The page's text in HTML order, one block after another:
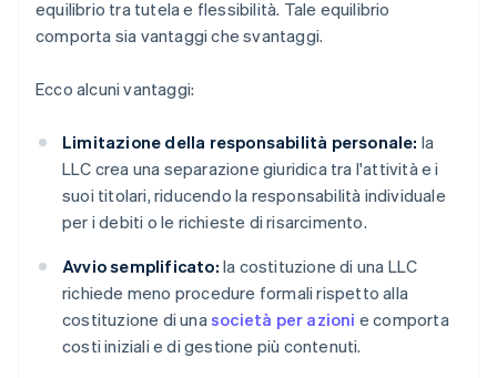
equilibrio tra tutela e flessibilità. Tale equilibrio
comporta sia vantaggi che svantaggi.
Ecco alcuni vantaggi:
Limitazione della responsabilità personale: la
LLC crea una separazione giuridica tra l'attività e i
suoi titolari, riducendo la responsabilità individuale
per i debiti o le richieste di risarcimento.
Avvio semplificato: la costituzione di una LLC
richiede meno procedure formali rispetto alla
costituzione di unasocietà per azioni e comporta
costi iniziali e di gestione più contenuti.